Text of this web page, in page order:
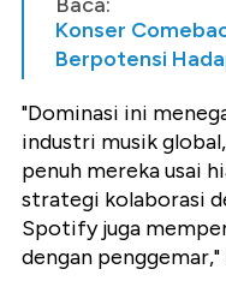
Konser
Berpotensi
"Dominasi ini
industri musik
penuh mereka usai
strategi kolaborasi
Spotify juga
dengan